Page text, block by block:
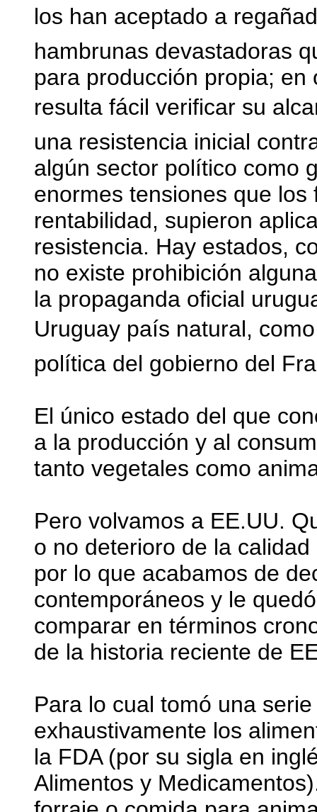
los han aceptado a
hambrunas devastadoras
para producción propia;
resulta fácil verificar su
una resistencia inicial
algún sector político como
enormes tensiones que
rentabilidad, supieron
resistencia. Hay estados,
no existe prohibición
la propaganda oficial
Uruguay país natural,
política del gobierno del
El único estado del que
a la producción y al
tanto vegetales como
Pero volvamos a EE.UU.
o no deterioro de la
por lo que acabamos de
contemporáneos y le
comparar en términos
de la historia reciente de
Para lo cual tomó una
exhaustivamente los
la FDA (por su sigla en
Alimentos y